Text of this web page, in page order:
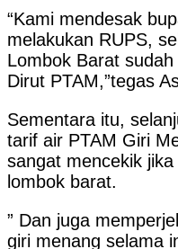
“Kami mendesak
melakukan RUPS,
Lombok Barat
Dirut PTAM,”tegas
Sementara itu,
tarif air PTAM Giri
sangat mencekik
lombok barat.
” Dan juga
giri menang selama